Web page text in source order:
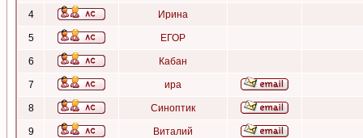
4 Ирина
5 ЕГОР
6 Кабан
7 ира
8 Синоптик
9 Виталий